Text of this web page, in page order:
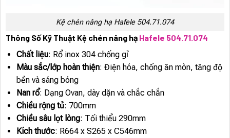
Kệ chén nâng hạ Hafele 504.71.074
Thông Số Kỹ Thuật Kệ chén nâng hạ Hafele 504.71.074
Chất liệu: Rổ inox 304 chống gỉ
Màu sắc/lớp hoàn thiện: Điện hóa, chống ăn mòn, tăng độ
bền và sáng bóng
Nan rổ: Dạng Ovan, dày dặn và chắc chắn
Chiều rộng tủ: 700mm
Chiều sâu lọt lòng: Tối thiểu 290mm
Kích thước: R664 x S265 x C546mm